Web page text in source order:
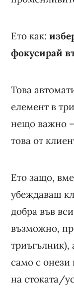
Ето как:
фокусирай
Това
елемент в
нещо важно
това от
Ето защо,
убеждаваш
добра във
възможно,
само с онези
на стоката/